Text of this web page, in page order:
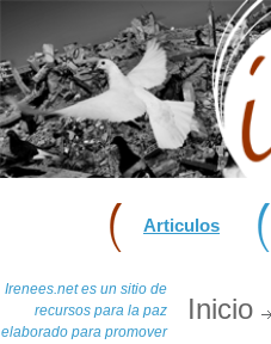
Articulos
Irenees.net es un sitio de
recursos para la paz
elaborado para promover
Inicio